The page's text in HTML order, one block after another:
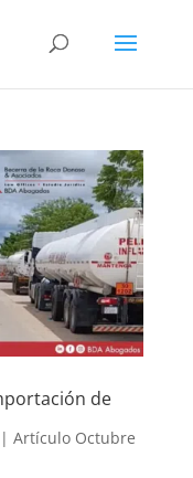
de
Artículo Octubre